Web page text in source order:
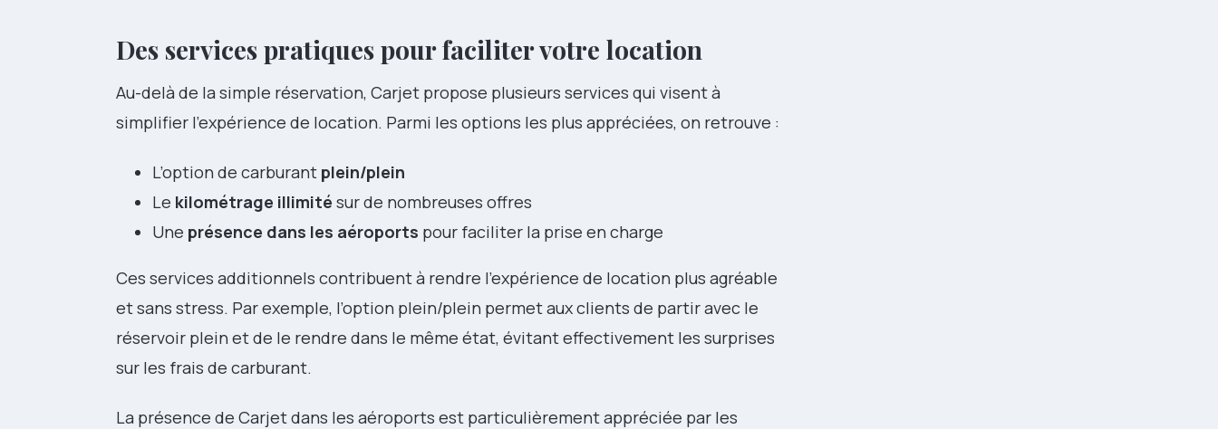
Des services pratiques pour faciliter votre location
Au-delà de la simple réservation, Carjet propose plusieurs services qui visent à
simplifier l’expérience de location. Parmi les options les plus appréciées, on retrouve :
L’option de carburant plein/plein
Le kilométrage illimité sur de nombreuses offres
Une présence dans les aéroports pour faciliter la prise en charge
Ces services additionnels contribuent à rendre l’expérience de location plus agréable
et sans stress. Par exemple, l’option plein/plein permet aux clients de partir avec le
réservoir plein et de le rendre dans le même état, évitant effectivement les surprises
sur les frais de carburant.
La présence de Carjet dans les aéroports est particulièrement appréciée par les